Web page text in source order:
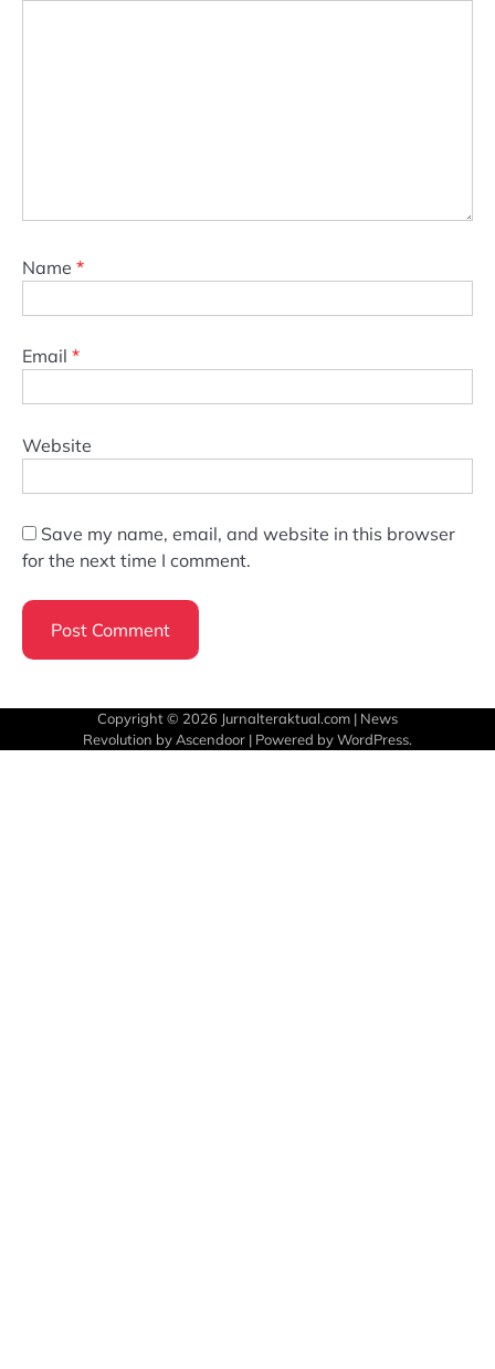
Name *
Email *
Website
Save my name, email, and website in this browser
for the next time I comment.
Copyright © 2026 Jurnalteraktual.com | News
Revolution by Ascendoor | Powered byWordPress.